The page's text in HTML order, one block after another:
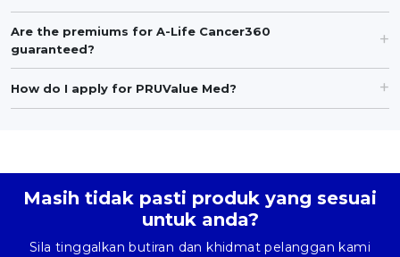
Are the premiums for A-Life Cancer360
guaranteed?
How do I apply for PRUValue Med?
Masih tidak pasti produk yang sesuai
untuk anda?
Sila tinggalkan butiran dan khidmat pelanggan kami